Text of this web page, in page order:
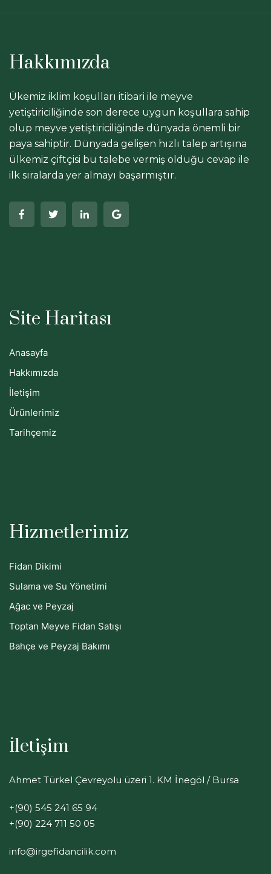
Hakkımızda
Ükemiz iklim koşulları itibari ile meyve
yetiştiriciliğinde son derece uygun koşullara sahip
olup meyve yetiştiriciliğinde dünyada önemli bir
paya sahiptir. Dünyada gelişen hızlı talep artışına
ülkemiz çiftçisi bu talebe vermiş olduğu cevap ile
ilk sıralarda yer almayı başarmıştır.
Site Haritası
Anasayfa
Hakkımızda
İletişim
Ürünlerimiz
Tarihçemiz
Hizmetlerimiz
Fidan Dikimi
Sulama ve Su Yönetimi
Ağac ve Peyzaj
Toptan Meyve Fidan Satışı
Bahçe ve Peyzaj Bakımı
İletişim
Ahmet Türkel Çevreyolu üzeri 1. KM İnegöl / Bursa
+(90) 545 241 65 94
+(90) 224 711 50 05
info@irgefidancilik.com